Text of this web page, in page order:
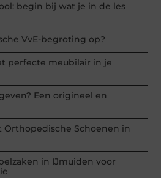
begin bij wat je in de les
VvE-begroting op?
perfecte meubilair in je
Een origineel en
Orthopedische Schoenen in
in IJmuiden voor